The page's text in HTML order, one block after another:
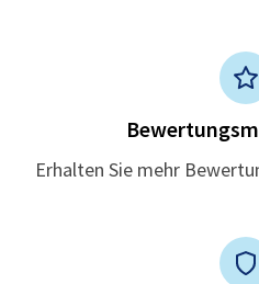
Erhalten Sie mehr